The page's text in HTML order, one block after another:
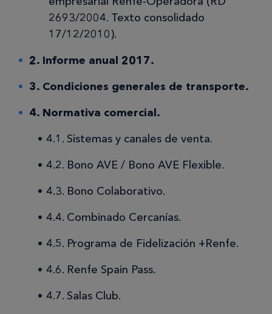
2693/2004. Texto consolidado
17/12/2010).
2. Informe anual 2017.
3. Condiciones generales de transporte.
4. Normativa comercial.
4.1. Sistemas y canales de venta.
4.2. Bono AVE / Bono AVE Flexible.
4.3. Bono Colaborativo.
4.4. Combinado Cercanías.
4.5. Programa de Fidelización +Renfe.
4.6. Renfe Spain Pass.
4.7. Salas Club.